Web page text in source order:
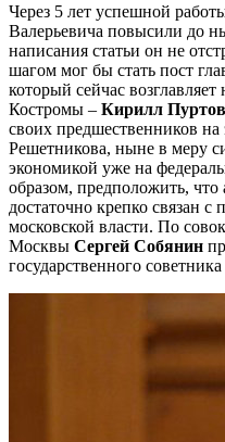
Через 5 лет успешной
Валерьевича повысили до
написания статьи он не
шагом мог бы стать пост
который сейчас
Костромы – Кирилл Пуртов
своих предшественников
Решетникова, ныне в меру
экономикой уже на
образом, предположить,
достаточно крепко связан с
московской власти. По
Москвы Сергей Собянин
государственного